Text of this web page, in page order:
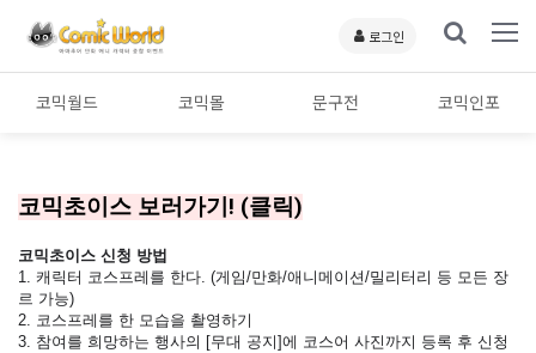
로그인
코믹월드 코믹몰 문구전 코믹인포
코믹초이스 보러가기! (클릭)
코믹초이스 신청 방법
1. 캐릭터 코스프레를 한다. (게임/만화/애니메이션/밀리터리 등 모든 장
르 가능)
2. 코스프레를 한 모습을 촬영하기
3. 참여를 희망하는 행사의 [무대 공지]에 코스어 사진까지 등록 후 신청